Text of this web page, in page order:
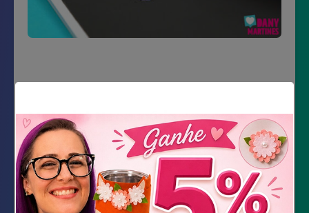
Material Necessário
Impressão do molde
Caderno de desenho
Tinta PVA treta